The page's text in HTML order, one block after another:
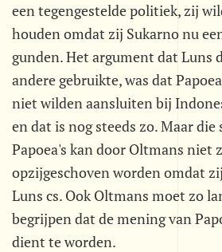
een tegengestelde politiek, zij
houden omdat zij Sukarno nu
gunden. Het argument dat Luns
andere gebruikte, was dat
niet wilden aansluiten bij
en dat is nog steeds zo. Maar
Papoea's kan door Oltmans niet
opzijgeschoven worden omdat
Luns cs. Ook Oltmans moet zo
begrijpen dat de mening van
dient te worden.